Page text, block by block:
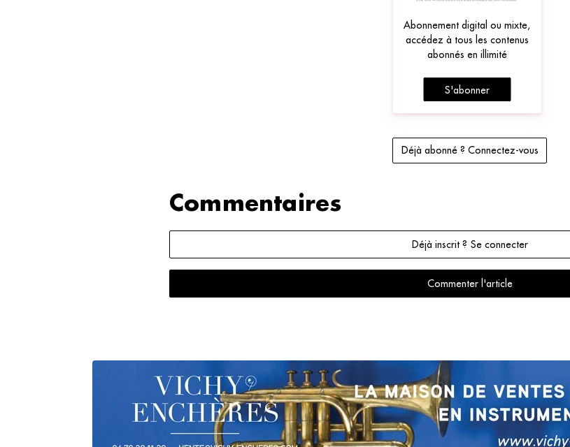
Abonnement digital ou mixte,
accédez à tous les contenus
abonnés en illimité
S'abonner
Déjà abonné ? Connectez-vous
Commentaires
Déjà inscrit ? Se connecter
Commenter l'article